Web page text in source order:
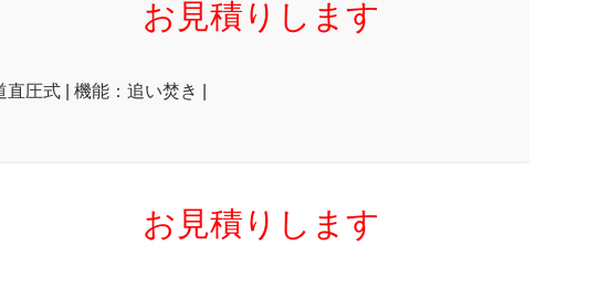
お見積りします
圧式 | 機能：追い焚き |
お見積りします